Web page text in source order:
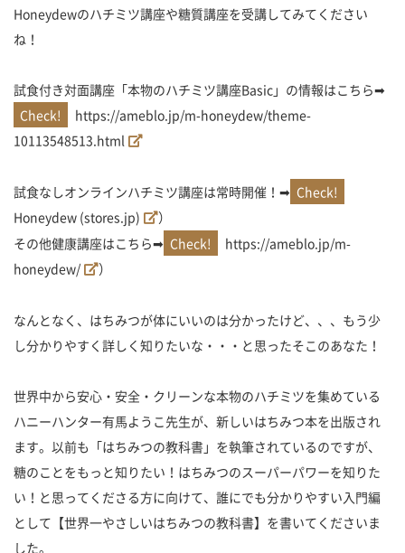
Honeydewのハチミツ講座や糖質講座を受講してみてください
ね！
試食付き対面講座「本物のハチミツ講座Basic」の情報はこちら➡
https://ameblo.jp/m-honeydew/theme-
10113548513.html
試食なしオンラインハチミツ講座は常時開催！➡
Honeydew (stores.jp)
）
その他健康講座はこちら➡
https://ameblo.jp/m-
honeydew/
）
なんとなく、はちみつが体にいいのは分かったけど、、、もう少
し分かりやすく詳しく知りたいな・・・と思ったそこのあなた！
世界中から安心・安全・クリーンな本物のハチミツを集めている
ハニーハンター有馬ようこ先生が、新しいはちみつ本を出版され
ます。以前も「はちみつの教科書」を執筆されているのですが、
糖のことをもっと知りたい！はちみつのスーパーパワーを知りた
い！と思ってくださる方に向けて、誰にでも分かりやすい入門編
として【世界一やさしいはちみつの教科書】を書いてくださいま
した。